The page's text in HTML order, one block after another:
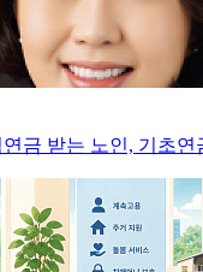
금 받는 노인, 기초연